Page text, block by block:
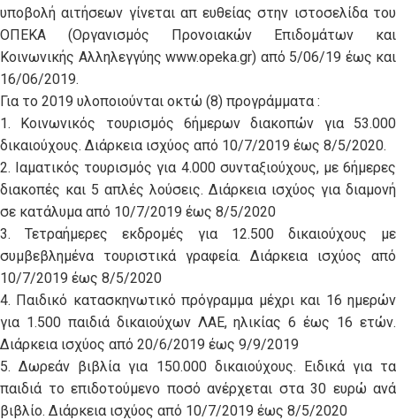
υποβολή αιτήσεων γίνεται απ ευθείας στην ιστοσελίδα του
ΟΠΕΚΑ (Οργανισμός Προνοιακών Επιδομάτων και
Κοινωνικής Αλληλεγγύης www.opeka.gr) από 5/06/19 έως και
16/06/2019.
Για το 2019 υλοποιούνται οκτώ (8) προγράμματα :
1. Κοινωνικός τουρισμός 6ήμερων διακοπών για 53.000
δικαιούχους. Διάρκεια ισχύος από 10/7/2019 έως 8/5/2020.
2. Ιαματικός τουρισμός για 4.000 συνταξιούχους, με 6ήμερες
διακοπές και 5 απλές λούσεις. Διάρκεια ισχύος για διαμονή
σε κατάλυμα από 10/7/2019 έως 8/5/2020
3. Τετραήμερες εκδρομές για 12.500 δικαιούχους με
συμβεβλημένα τουριστικά γραφεία. Διάρκεια ισχύος από
10/7/2019 έως 8/5/2020
4. Παιδικό κατασκηνωτικό πρόγραμμα μέχρι και 16 ημερών
για 1.500 παιδιά δικαιούχων ΛΑΕ, ηλικίας 6 έως 16 ετών.
Διάρκεια ισχύος από 20/6/2019 έως 9/9/2019
5. Δωρεάν βιβλία για 150.000 δικαιούχους. Ειδικά για τα
παιδιά το επιδοτούμενο ποσό ανέρχεται στα 30 ευρώ ανά
βιβλίο. Διάρκεια ισχύος από 10/7/2019 έως 8/5/2020